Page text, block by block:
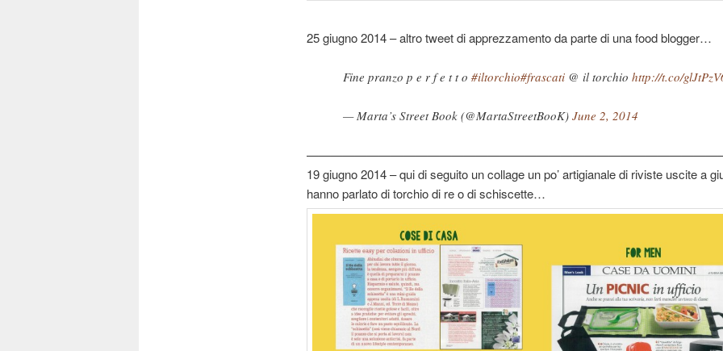
25 giugno 2014 – altro tweet di apprezzamento da parte di una food blogger…
Fine pranzo p e r f e t t o #iltorchio#frascati@ il torchio http://t.co/
— Marta’s Street Book (@MartaStreetBooK) June 2, 2014
19 giugno 2014 – qui di seguito un collage un po’ artigianale di riviste uscite a
hanno parlato di torchio di re o di schiscette…